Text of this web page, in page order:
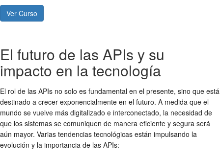
Ver Curso
El futuro de las APIs y su
impacto en la tecnología
El rol de las APIs no solo es fundamental en el presente, sino que está
destinado a crecer exponencialmente en el futuro. A medida que el
mundo se vuelve más digitalizado e interconectado, la necesidad de
que los sistemas se comuniquen de manera eficiente y segura será
aún mayor. Varias tendencias tecnológicas están impulsando la
evolución y la importancia de las APIs: